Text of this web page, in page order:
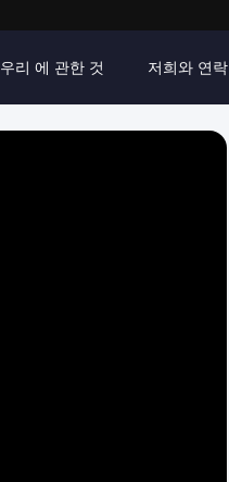
우리 에 관한 것 저희와 연락